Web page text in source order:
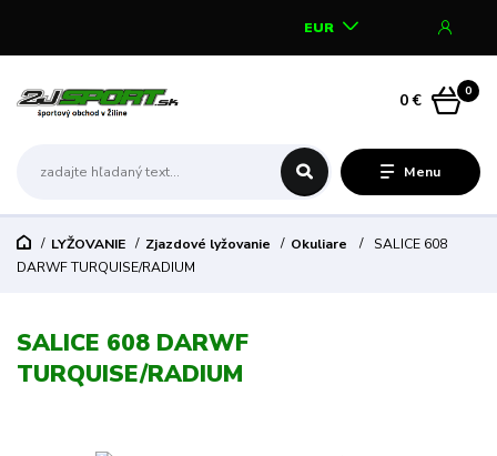
Menu
EUR
0
0 €
LYŽOVANIE Zjazdové lyžovanie Okuliare
SALICE 608
DARWF TURQUISE/RADIUM
SALICE 608 DARWF
TURQUISE/RADIUM